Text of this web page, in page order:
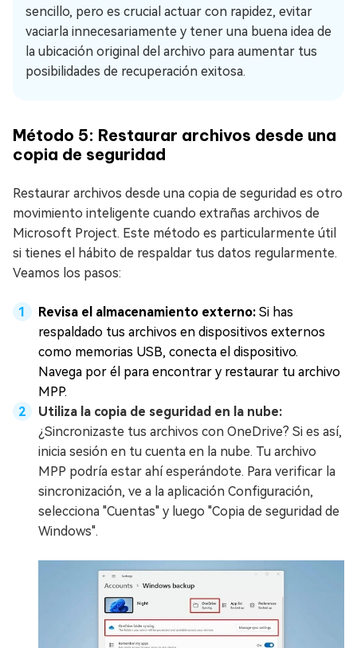
sencillo, pero es crucial actuar con rapidez, evitar
vaciarla innecesariamente y tener una buena idea de
la ubicación original del archivo para aumentar tus
posibilidades de recuperación exitosa.
Método 5: Restaurar archivos desde una
copia de seguridad
Restaurar archivos desde una copia de seguridad es otro
movimiento inteligente cuando extrañas archivos de
Microsoft Project. Este método es particularmente útil
si tienes el hábito de respaldar tus datos regularmente.
Veamos los pasos:
Revisa el almacenamiento externo: Si has
respaldado tus archivos en dispositivos externos
como memorias USB, conecta el dispositivo.
Navega por él para encontrar y restaurar tu archivo
MPP.
Utiliza la copia de seguridad en la nube:
¿Sincronizaste tus archivos con OneDrive? Si es así,
inicia sesión en tu cuenta en la nube. Tu archivo
MPP podría estar ahí esperándote. Para verificar la
sincronización, ve a la aplicación Configuración,
selecciona "Cuentas" y luego "Copia de seguridad de
Windows".